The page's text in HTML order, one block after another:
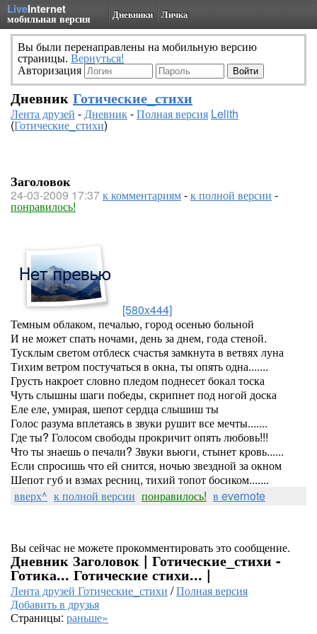
LiveInternet
мобильная версия Дневники Личка
Вы были перенаправлены на мобильную версию
страницы. Вернуться!
Авторизация
Дневник Готические_стихи
Лента друзей -Дневник-Полная версия Lelith
(Готические_стихи)
Заголовок
24-03-2009 17:37к комментариям-к полной версии -
понравилось!
[580x444]
Темным облаком, печалью, город осенью больной
И не может спать ночами, день за днем, года стеной.
Тусклым светом отблеск счастья замкнута в ветвях луна
Тихим ветром постучаться в окна, ты опять одна.......
Грусть накроет словно пледом поднесет бокал тоска
Чуть слышны шаги победы, скрипнет под ногой доска
Еле еле, умирая, шепот сердца слышиш ты
Голос разума вплетаясь в звуки рушит все мечты.......
Где ты? Голосом свободы прокричит опять любовь!!!
Что ты знаешь о печали? Звуки вьюги, стынет кровь......
Если спросишь что ей снится, ночью звездной за окном
Шепот губ и взмах ресниц, тихий топот босиком.......
вверх^ к полной версии понравилось! в evernote
Вы сейчас не можете прокомментировать это сообщение.
Дневник Заголовок | Готические_стихи -
Готика... Готические стихи... |
Лента друзей Готические_стихи /Полная версия
Добавить в друзья
Страницы: раньше»